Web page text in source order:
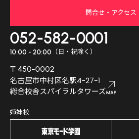
問合せ・アクセス
052-582-0001
10:00 - 20:00 （日・祝除く）
〒450-0002
名古屋市中村区名駅4-27-1
総合校舎スパイラルタワーズ
姉妹校